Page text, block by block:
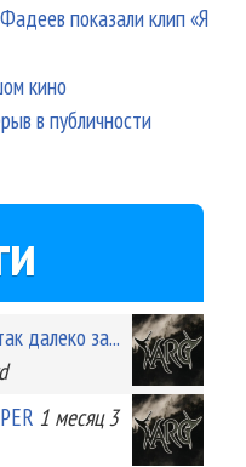
показали клип «Я
кино
в публичности
далеко за...
1 месяц 3